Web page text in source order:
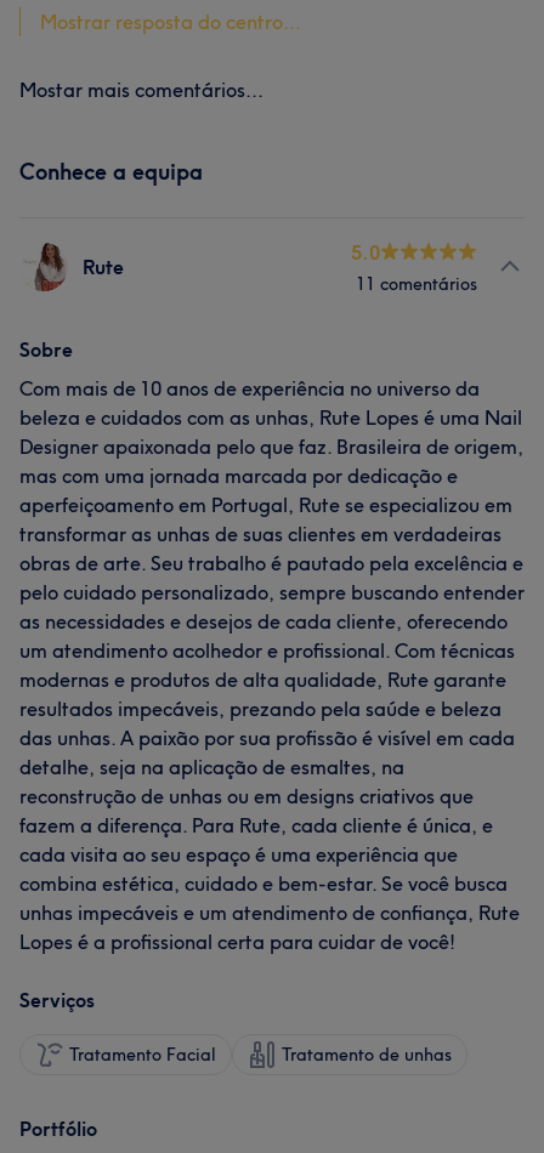
Mostrar resposta do centro...
Mostar mais comentários...
Conhece a equipa
Rute
5.0
11 comentários
Sobre
Com mais de 10 anos de experiência no universo da
beleza e cuidados com as unhas, Rute Lopes é uma Nail
Designer apaixonada pelo que faz. Brasileira de origem,
mas com uma jornada marcada por dedicação e
aperfeiçoamento em Portugal, Rute se especializou em
transformar as unhas de suas clientes em verdadeiras
obras de arte. Seu trabalho é pautado pela excelência e
pelo cuidado personalizado, sempre buscando entender
as necessidades e desejos de cada cliente, oferecendo
um atendimento acolhedor e profissional. Com técnicas
modernas e produtos de alta qualidade, Rute garante
resultados impecáveis, prezando pela saúde e beleza
das unhas. A paixão por sua profissão é visível em cada
detalhe, seja na aplicação de esmaltes, na
reconstrução de unhas ou em designs criativos que
fazem a diferença. Para Rute, cada cliente é única, e
cada visita ao seu espaço é uma experiência que
combina estética, cuidado e bem-estar. Se você busca
unhas impecáveis e um atendimento de confiança, Rute
Lopes é a profissional certa para cuidar de você!
Serviços
Tratamento Facial Tratamento de unhas
Portfólio